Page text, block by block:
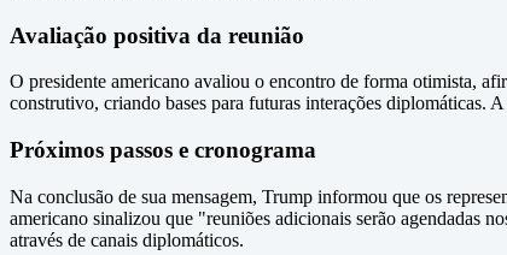
Avaliação positiva da reunião
O presidente americano avaliou o encontro de forma otimista,
construtivo, criando bases para futuras interações diplomáticas.
Próximos passos e cronograma
Na conclusão de sua mensagem, Trump informou que os
americano sinalizou que "reuniões adicionais serão agendadas
através de canais diplomáticos.